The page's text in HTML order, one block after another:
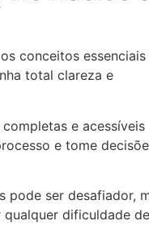
conceitos
total clareza e
e acessíveis
e tome
pode ser desafiador,
dificuldade de